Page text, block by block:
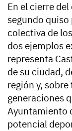
En el cierre
segundo
colectiva de
dos ejemplos
representa
de su ciudad,
región y,
generaciones
Ayuntamiento
potencial